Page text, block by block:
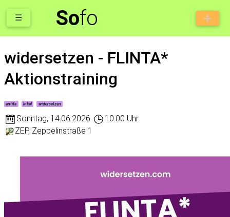
Sofo
☰
widersetzen - FLINTA*
Aktionstraining
antifa lokal widersetzen
Sonntag, 14.06.2026
10.00 Uhr
ZEP, Zeppelinstraße 1